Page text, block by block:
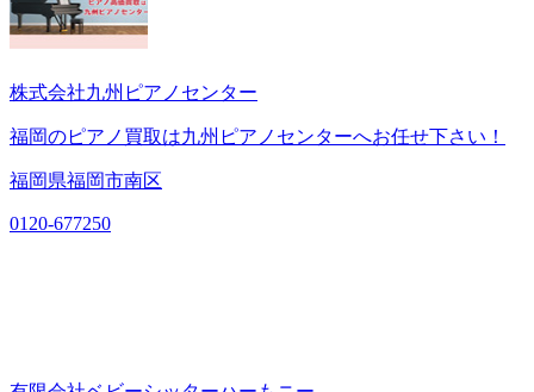
株式会社九州ピアノセンター
福岡のピアノ買取は九州ピアノセンターへお任せ下さい！
福岡県福岡市南区
0120-677250